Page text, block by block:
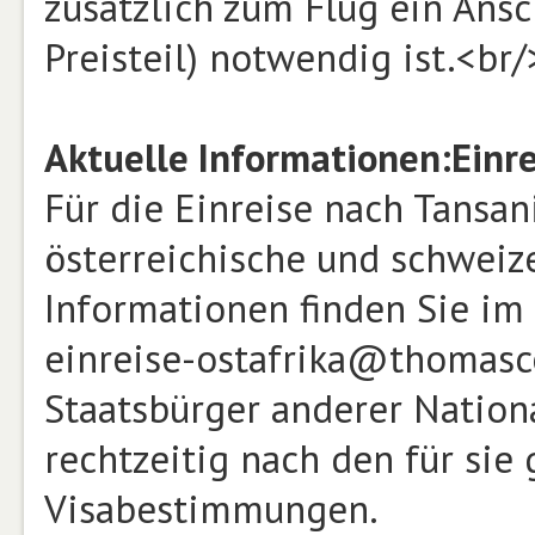
Preisteil) notwendig ist.<br/
Aktuelle Informationen:
Für die Einreise nach
österreichische und
Informationen finden Sie
einreise-
Staatsbürger anderer
rechtzeitig nach den für sie
Visabestimmungen.